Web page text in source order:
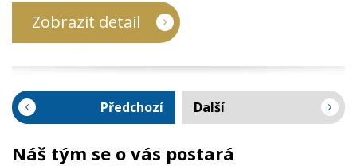
Zobrazit detail
Předchozí Další
Náš tým se o vás postará